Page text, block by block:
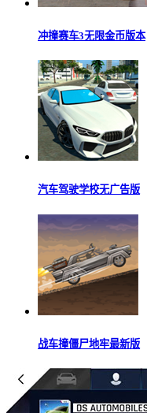
冲撞赛车3无限金币版本
汽车驾驶学校无广告版
战车撞僵尸地牢最新版